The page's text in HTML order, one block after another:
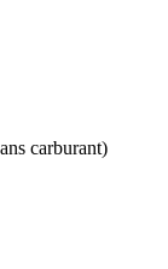
carburant)